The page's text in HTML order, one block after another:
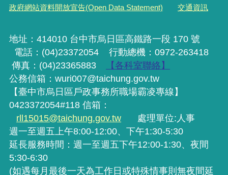
政府網站資料開放宣告(Open Data Statement) 交通資訊
地址：414010 台中市烏日區高鐵路一段 170 號
電話：(04)23372054 行動總機 ：0972-263418
傳真：(04)23365883
【各科室聯絡】
公務信箱：wuri007@taichung.gov.tw
【臺中市烏日區戶政事務所職場霸凌專線】
0423372054#118 信箱：
rll15015@taichung.gov.tw
處理單位:人事
週一至週五上午8:00-12:00、下午1:30-5:30
延長服務時間：週一至週五下午12:00-1:30、夜間
5:30-6:30
(如遇每月最後一天為工作日或特殊情事則無夜間延